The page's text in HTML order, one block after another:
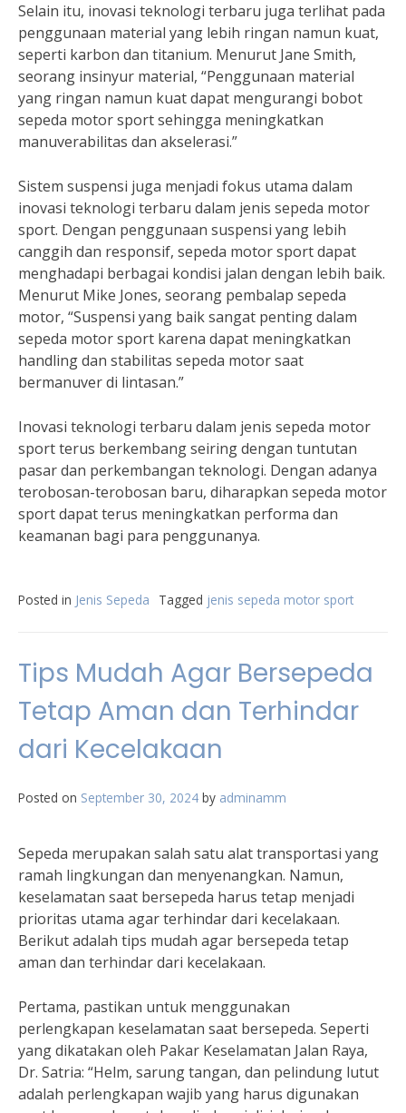
Selain itu, inovasi teknologi terbaru juga terlihat pada
penggunaan material yang lebih ringan namun kuat,
seperti karbon dan titanium. Menurut Jane Smith,
seorang insinyur material, “Penggunaan material
yang ringan namun kuat dapat mengurangi bobot
sepeda motor sport sehingga meningkatkan
manuverabilitas dan akselerasi.”
Sistem suspensi juga menjadi fokus utama dalam
inovasi teknologi terbaru dalam jenis sepeda motor
sport. Dengan penggunaan suspensi yang lebih
canggih dan responsif, sepeda motor sport dapat
menghadapi berbagai kondisi jalan dengan lebih baik.
Menurut Mike Jones, seorang pembalap sepeda
motor, “Suspensi yang baik sangat penting dalam
sepeda motor sport karena dapat meningkatkan
handling dan stabilitas sepeda motor saat
bermanuver di lintasan.”
Inovasi teknologi terbaru dalam jenis sepeda motor
sport terus berkembang seiring dengan tuntutan
pasar dan perkembangan teknologi. Dengan adanya
terobosan-terobosan baru, diharapkan sepeda motor
sport dapat terus meningkatkan performa dan
keamanan bagi para penggunanya.
Posted in Jenis Sepeda Tagged jenis sepeda motor sport
Tips Mudah Agar Bersepeda
Tetap Aman dan Terhindar
dari Kecelakaan
Posted on September 30, 2024 by adminamm
Sepeda merupakan salah satu alat transportasi yang
ramah lingkungan dan menyenangkan. Namun,
keselamatan saat bersepeda harus tetap menjadi
prioritas utama agar terhindar dari kecelakaan.
Berikut adalah tips mudah agar bersepeda tetap
aman dan terhindar dari kecelakaan.
Pertama, pastikan untuk menggunakan
perlengkapan keselamatan saat bersepeda. Seperti
yang dikatakan oleh Pakar Keselamatan Jalan Raya,
Dr. Satria: “Helm, sarung tangan, dan pelindung lutut
adalah perlengkapan wajib yang harus digunakan